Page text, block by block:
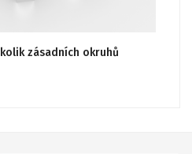
zásadních okruhů